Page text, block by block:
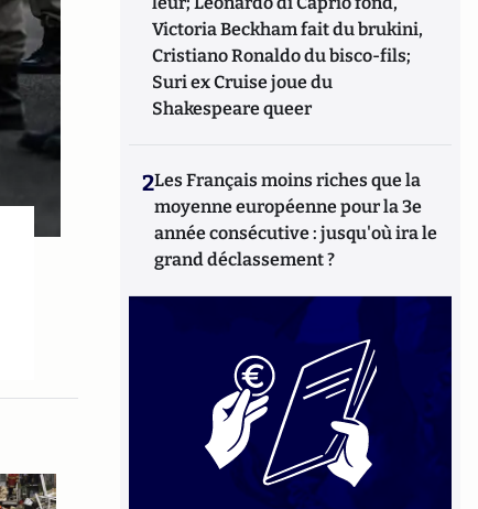
Victoria Beckham fait du brukini,
Cristiano Ronaldo du bisco-fils;
Suri ex Cruise joue du
Shakespeare queer
2Les Français moins riches que la
moyenne européenne pour la 3e
année consécutive : jusqu'où ira le
grand déclassement ?